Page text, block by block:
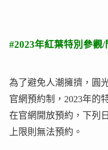
#2023年紅葉特別參觀/
為了避免人潮擁擠，圓
官網預約制，2023年的
在官網開放預約，下列
上限則無法預約。